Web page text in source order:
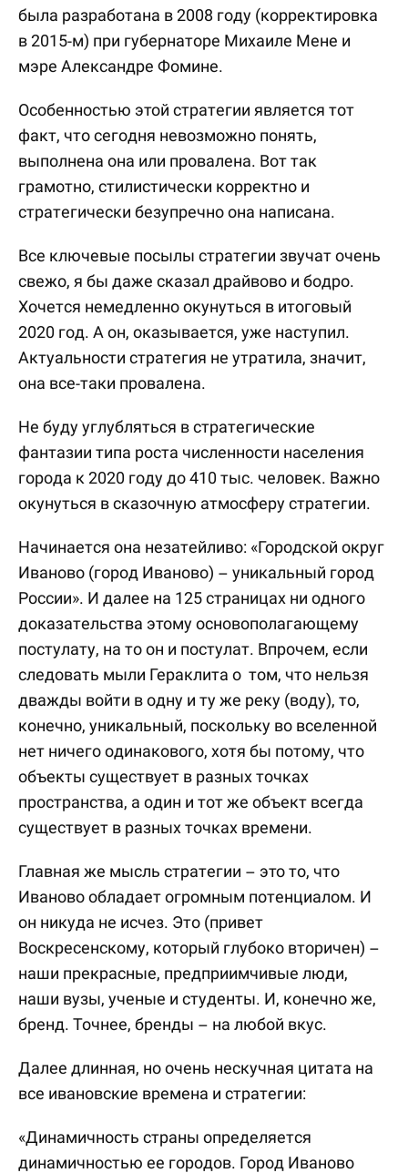
была разработана в 2008 году (корректировка
в 2015-м) при губернаторе Михаиле Мене и
мэре Александре Фомине.
Особенностью этой стратегии является тот
факт, что сегодня невозможно понять,
выполнена она или провалена. Вот так
грамотно, стилистически корректно и
стратегически безупречно она написана.
Все ключевые посылы стратегии звучат очень
свежо, я бы даже сказал драйвово и бодро.
Хочется немедленно окунуться в итоговый
2020 год. А он, оказывается, уже наступил.
Актуальности стратегия не утратила, значит,
она все-таки провалена.
Не буду углубляться в стратегические
фантазии типа роста численности населения
города к 2020 году до 410 тыс. человек. Важно
окунуться в сказочную атмосферу стратегии.
Начинается она незатейливо: «Городской округ
Иваново (город Иваново) – уникальный город
России». И далее на 125 страницах ни одного
доказательства этому основополагающему
постулату, на то он и постулат. Впрочем, если
следовать мыли Гераклита о том, что нельзя
дважды войти в одну и ту же реку (воду), то,
конечно, уникальный, поскольку во вселенной
нет ничего одинакового, хотя бы потому, что
объекты существует в разных точках
пространства, а один и тот же объект всегда
существует в разных точках времени.
Главная же мысль стратегии – это то, что
Иваново обладает огромным потенциалом. И
он никуда не исчез. Это (привет
Воскресенскому, который глубоко вторичен) –
наши прекрасные, предприимчивые люди,
наши вузы, ученые и студенты. И, конечно же,
бренд. Точнее, бренды – на любой вкус.
Далее длинная, но очень нескучная цитата на
все ивановские времена и стратегии:
«Динамичность страны определяется
динамичностью ее городов. Город Иваново